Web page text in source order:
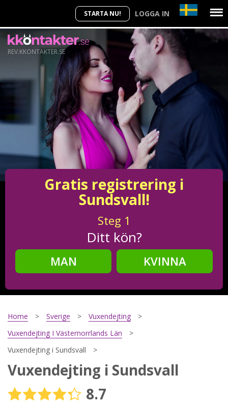
STARTA NU! LOGGA IN
REV.KKONTAKTER.SE
Gratis registrering i
Sundsvall!
Steg 1
Ditt kön?
MAN
KVINNA
Steg2
Steg
Din mailadress?
Home Sverige
Vuxendejting
Vuxendejting I Västernorrlands Län
Vuxendejting i Sundsvall
Vuxendejting i Sundsvall
8.7